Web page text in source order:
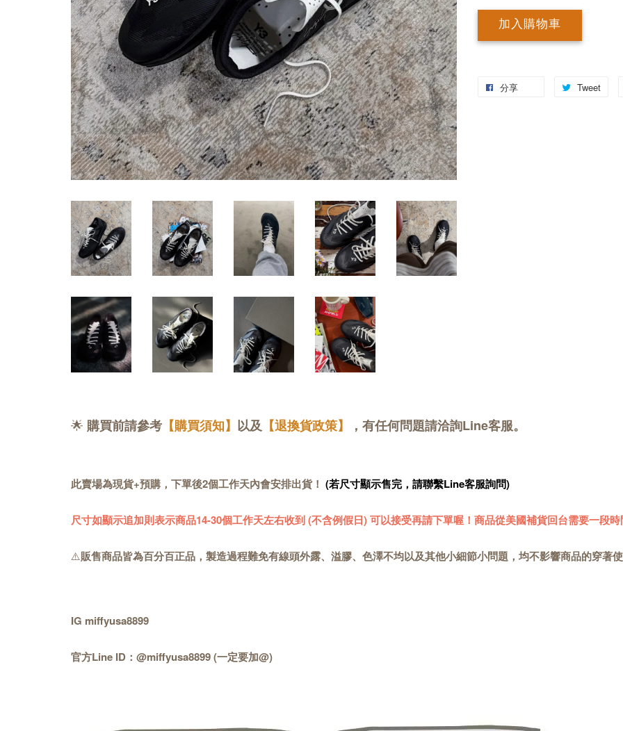
加入購物車
分享 Tweet
🌟 購買前請參考 【購買須知】 以及 【退換貨政策】 ，有任何問題請洽詢Line客服。
此賣場為現貨+預購，下單後2個工作天內會安排出貨！ (若尺寸顯示售完，請聯繫Line客服詢問)
尺寸如顯示追加則表示商品14-30個工作天左右收到 (不含例假日) 可以接受再請下單喔！商品從美國補貨回台需要一段時
⚠️販售商品皆為百分百正品，製造過程難免有線頭外露、溢膠、色澤不均以及其他小細節小問題，均不影響商品的穿著
IG miffyusa8899
官方Line ID：@miffyusa8899 (一定要加@)